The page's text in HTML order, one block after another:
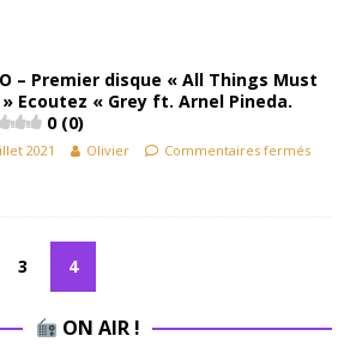
– Premier disque « All Things Must
» Ecoutez « Grey ft. Arnel Pineda.
0 (0)
2021 Olivier Commentaires fermés
3 4
ON AIR !